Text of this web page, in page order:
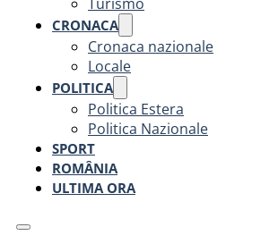
CRONACA
Cronaca nazionale
Locale
POLITICA
Politica Estera
Politica Nazionale
SPORT
ROMÂNIA
ULTIMA ORA